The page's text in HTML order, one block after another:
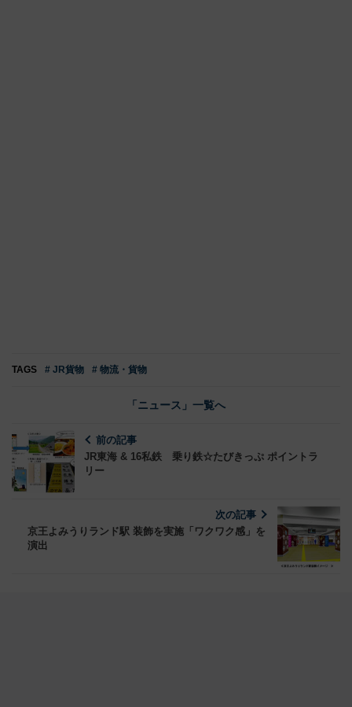
TAGS # JR貨物 # 物流・貨物
「ニュース」一覧へ
前の記事
JR東海 & 16私鉄 乗り鉄☆たびきっぷ ポイントラ
リー
次の記事
京王よみうりランド駅 装飾を実施「ワクワク感」を
演出